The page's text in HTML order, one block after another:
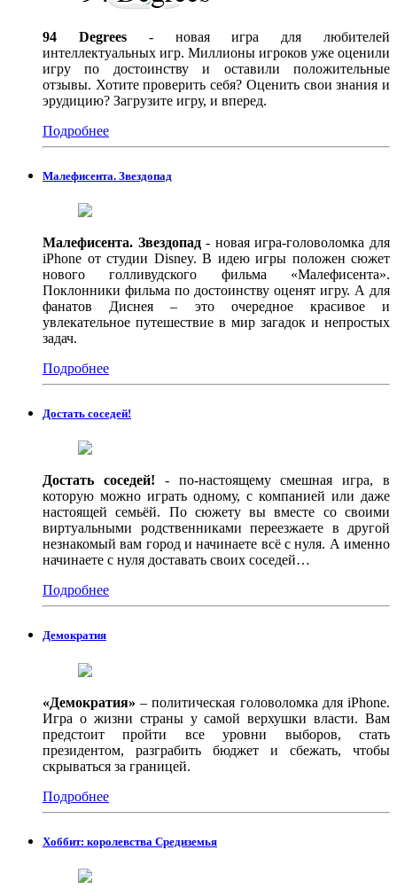
94 Degrees- новая игра для любителей
интеллектуальных игр. Миллионы игроков уже оценили
игру по достоинству и оставили положительные
отзывы. Хотите проверить себя? Оценить свои знания и
эрудицию? Загрузите игру, и вперед.
Подробнее
Малефисента. Звездопад
Малефисента. Звездопад- новая игра-головоломка для
iPhone от студии Disney. В идею игры положен сюжет
нового голливудского фильма «Малефисента».
Поклонники фильма по достоинству оценят игру. А для
фанатов Диснея – это очередное красивое и
увлекательное путешествие в мир загадок и непростых
задач.
Подробнее
Достать соседей!
Достать соседей! - по-настоящему смешная игра, в
которую можно играть одному, с компанией или даже
настоящей семьёй. По сюжету вы вместе со своими
виртуальными родственниками переезжаете в другой
незнакомый вам город и начинаете всё с нуля. А именно
начинаете с нуля доставать своих соседей…
Подробнее
Демократия
«Демократия» – политическая головоломка для iPhone.
Игра о жизни страны у самой верхушки власти. Вам
предстоит пройти все уровни выборов, стать
президентом, разграбить бюджет и сбежать, чтобы
скрываться за границей.
Подробнее
Хоббит: королевства Средиземья